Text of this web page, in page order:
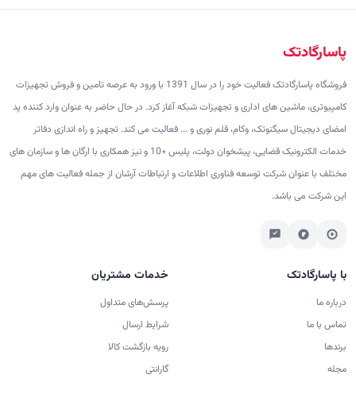
پاسارگادتک
فروشگاه پاسارگادتک فعالیت خود را در سال 1391 با ورود به عرصه تامین و فروش تجهیزات
کامپیوتری، ماشین های اداری و تجهیزات شبکه آغاز کرد. در حال حاضر به عنوان وارد کننده پد
امضای دیجیتال سیگنوتک، وکام، قلم نوری و ... فعالیت می کند. تجهیز و راه اندازی دفاتر
خدمات الکترونیک قضایی، پیشخوان دولت، پلیس +10 و نیز همکاری با ارگان ها و سازمان های
مختلف با عنوان شرکت توسعه فناوری اطلاعات و ارتباطات آرشان از جمله فعالیت های مهم
این شرکت می باشد.
با پاسارگادتک
درباره ما
تماس با ما
برندها
مجله
خدمات مشتریان
پرسش‌های متداول
شرایط ارسال
رویه بازگشت کالا
گارانتی